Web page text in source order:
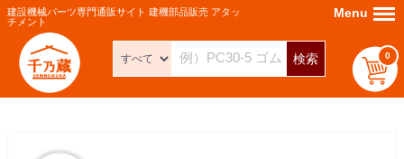
建設機械パーツ専門通販サイト 建機部品販売 アタッ
チメント
検索 0
Menu Menu